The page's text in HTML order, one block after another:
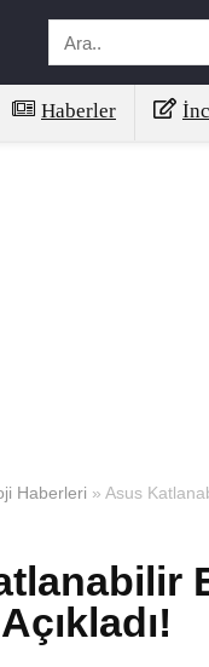
Haberler
Haberleri » Asus